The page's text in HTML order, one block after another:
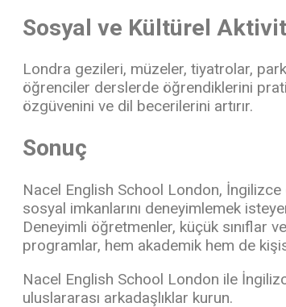
Sosyal ve Kültürel
Londra gezileri, müzeler, tiyatrolar,
öğrenciler derslerde öğrendiklerini
özgüvenini ve dil becerilerini artırır.
Sonuç
Nacel English School London, İngilizce
sosyal imkanlarını deneyimlemek
Deneyimli öğretmenler, küçük sınıflar
programlar, hem akademik hem de
Nacel English School London ile
uluslararası arkadaşlıklar kurun.